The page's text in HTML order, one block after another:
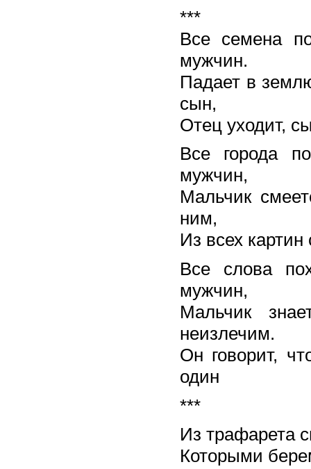
***
Все семена
мужчин.
Падает в
сын,
Отец уходит,
Все города
мужчин,
Мальчик
ним,
Из всех картин
Все слова
мужчин,
Мальчик
неизлечим.
Он говорит,
один
***
Из трафарета
Которыми